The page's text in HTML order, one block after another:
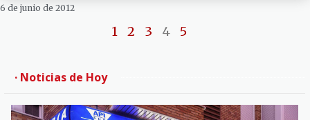
6 de junio de 2012
1 2 3 4 5
· Noticias de Hoy